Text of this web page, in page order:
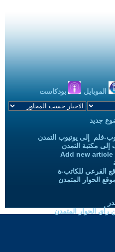
الموبايل بودكاست
جديد
فلم إلى يوتيوب التمدن
إلى مكتبة التمدن
Add new article
الفرعي للكاتب-ة
الحوار المتمدن
رأي الحوار المتمدن